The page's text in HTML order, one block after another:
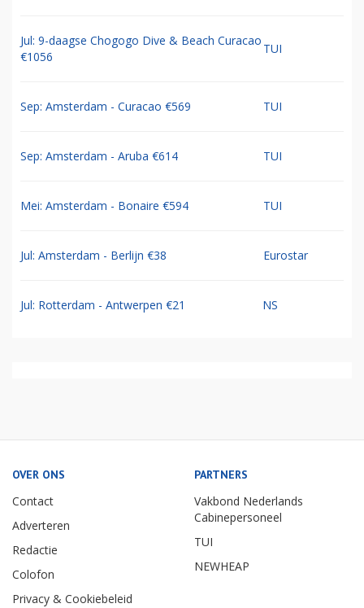
Jul: 9-daagse Chogogo Dive & Beach Curacao
€1056
TUI
Sep: Amsterdam - Curacao €569 TUI
Sep: Amsterdam - Aruba €614 TUI
Mei: Amsterdam - Bonaire €594 TUI
Jul: Amsterdam - Berlijn €38 Eurostar
Jul: Rotterdam - Antwerpen €21 NS
OVER ONS
Contact
Adverteren
Redactie
Colofon
Privacy & Cookiebeleid
PARTNERS
Vakbond Nederlands
Cabinepersoneel
TUI
NEWHEAP